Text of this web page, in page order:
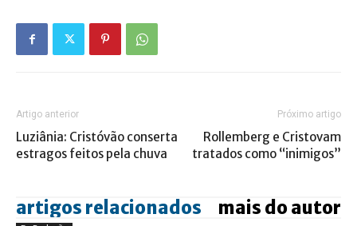
Artigo anterior
Luziânia: Cristóvão conserta
estragos feitos pela chuva
Próximo artigo
Rollemberg e Cristovam
tratados como “inimigos”
artigos relacionados mais do autor